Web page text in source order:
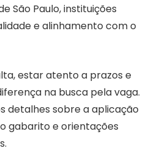
São Paulo, instituições
e alinhamento com o
estar atento a prazos e
na busca pela vaga.
detalhes sobre a aplicação
gabarito e orientações